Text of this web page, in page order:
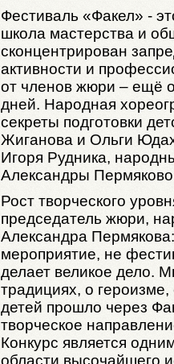
Фестиваль «Факел» -
школа мастерства и
сконцентрирован
активности и
от членов жюри – ещё
дней. Народная
секреты подготовки
Жиганова и Ольги
Игоря Рудника,
Александры
Рост творческого
председатель жюри,
Александра
мероприятие, не
делает великое дело.
традициях, о
детей прошло через
творческое
Конкурс является
области высочайшего